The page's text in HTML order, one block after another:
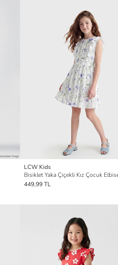
LCW Kids
Bisiklet Yaka Çiçekli Kız Çocuk
449,99 TL